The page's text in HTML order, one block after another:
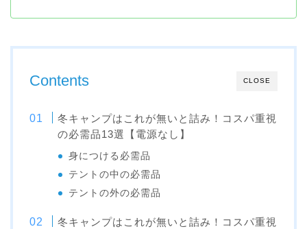
CLOSE
Contents
冬キャンプはこれが無いと詰み！コスパ重視
の必需品13選【電源なし】
身につける必需品
テントの中の必需品
テントの外の必需品
冬キャンプはこれが無いと詰み！コスパ重視